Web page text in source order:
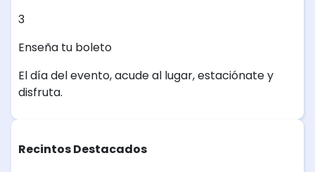
3
Enseña tu boleto
El día del evento, acude al lugar, estaciónate y
disfruta.
Recintos Destacados